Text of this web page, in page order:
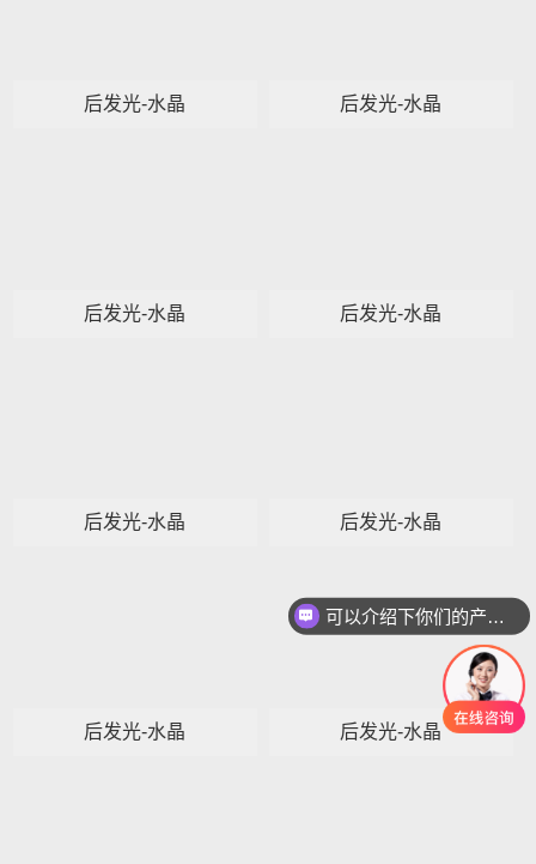
后发光-水晶 后发光-水晶
后发光-水晶 后发光-水晶
后发光-水晶 后发光-水晶
后发光-水晶 后发光-水晶